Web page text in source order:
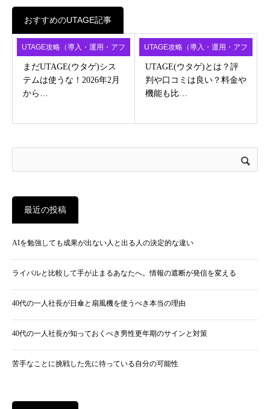
おすすめのUTAGE記事
UTAGE攻略（導入・運用・アフ
ィ）
まだUTAGE(ウタゲ)シス
テムは使うな！2026年2月
から…
UTAGE攻略（導入・運用・アフ
ィ）
UTAGE(ウタゲ)とは？評
判や口コミは良い？料金や
機能も比…
最近の投稿
AIを勉強しても成果が出ない人と出る人の決定的な違い
ライバルと比較して手が止まるあなたへ。情報の遮断が発信を変える
40代の一人社長が日傘と扇風機を使うべき本当の理由
40代の一人社長が知っておくべき男性更年期のサインと対策
苦手なことに挑戦した先に待っている自分の可能性